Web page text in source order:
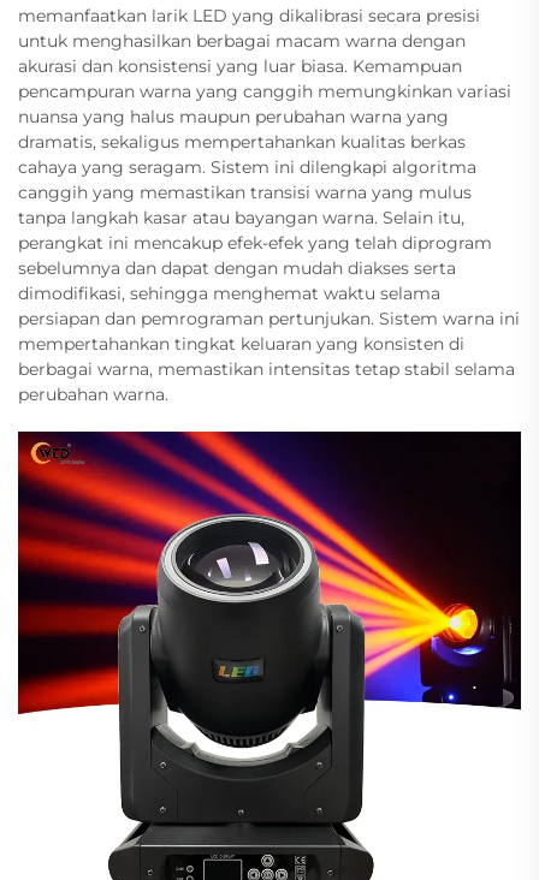
memanfaatkan larik LED yang dikalibrasi secara presisi
untuk menghasilkan berbagai macam warna dengan
akurasi dan konsistensi yang luar biasa. Kemampuan
pencampuran warna yang canggih memungkinkan variasi
nuansa yang halus maupun perubahan warna yang
dramatis, sekaligus mempertahankan kualitas berkas
cahaya yang seragam. Sistem ini dilengkapi algoritma
canggih yang memastikan transisi warna yang mulus
tanpa langkah kasar atau bayangan warna. Selain itu,
perangkat ini mencakup efek-efek yang telah diprogram
sebelumnya dan dapat dengan mudah diakses serta
dimodifikasi, sehingga menghemat waktu selama
persiapan dan pemrograman pertunjukan. Sistem warna ini
mempertahankan tingkat keluaran yang konsisten di
berbagai warna, memastikan intensitas tetap stabil selama
perubahan warna.